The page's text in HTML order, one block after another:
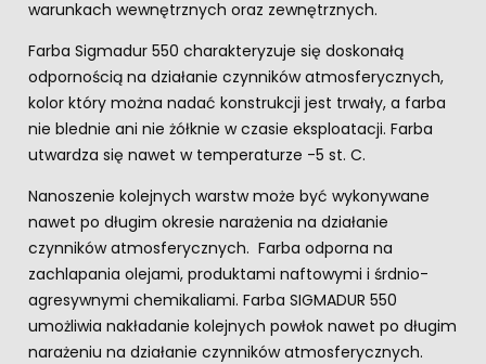
warunkach wewnętrznych oraz zewnętrznych.
Farba Sigmadur 550 charakteryzuje się doskonałą
odpornością na działanie czynników atmosferycznych,
kolor który można nadać konstrukcji jest trwały, a farba
nie blednie ani nie żółknie w czasie eksploatacji. Farba
utwardza się nawet w temperaturze -5 st. C.
Nanoszenie kolejnych warstw może być wykonywane
nawet po długim okresie narażenia na działanie
czynników atmosferycznych. Farba odporna na
zachlapania olejami, produktami naftowymi i śrdnio-
agresywnymi chemikaliami. Farba SIGMADUR 550
umożliwia nakładanie kolejnych powłok nawet po długim
narażeniu na działanie czynników atmosferycznych.